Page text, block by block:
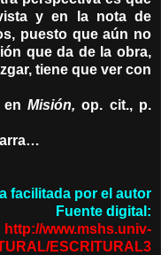
y en la nota de
puesto que aún no
que da de la obra,
tiene que ver con
enMisión,op. cit., p.
facilitada por el autor
Fuente digital:
http://www.mshs.univ-
ESCRITURAL3